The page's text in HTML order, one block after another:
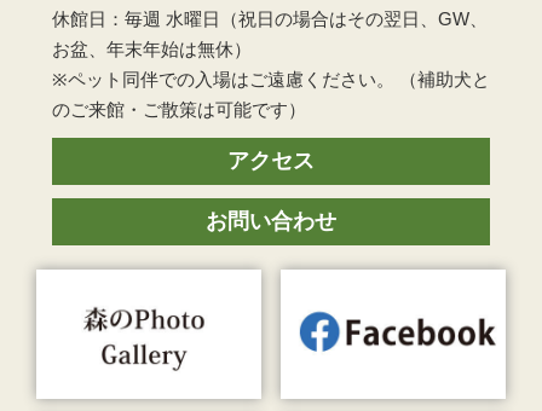
休館日：毎週 水曜日（祝日の場合はその翌日、GW、
お盆、年末年始は無休）
※ペット同伴での入場はご遠慮ください。 （補助犬と
のご来館・ご散策は可能です）
アクセス
お問い合わせ